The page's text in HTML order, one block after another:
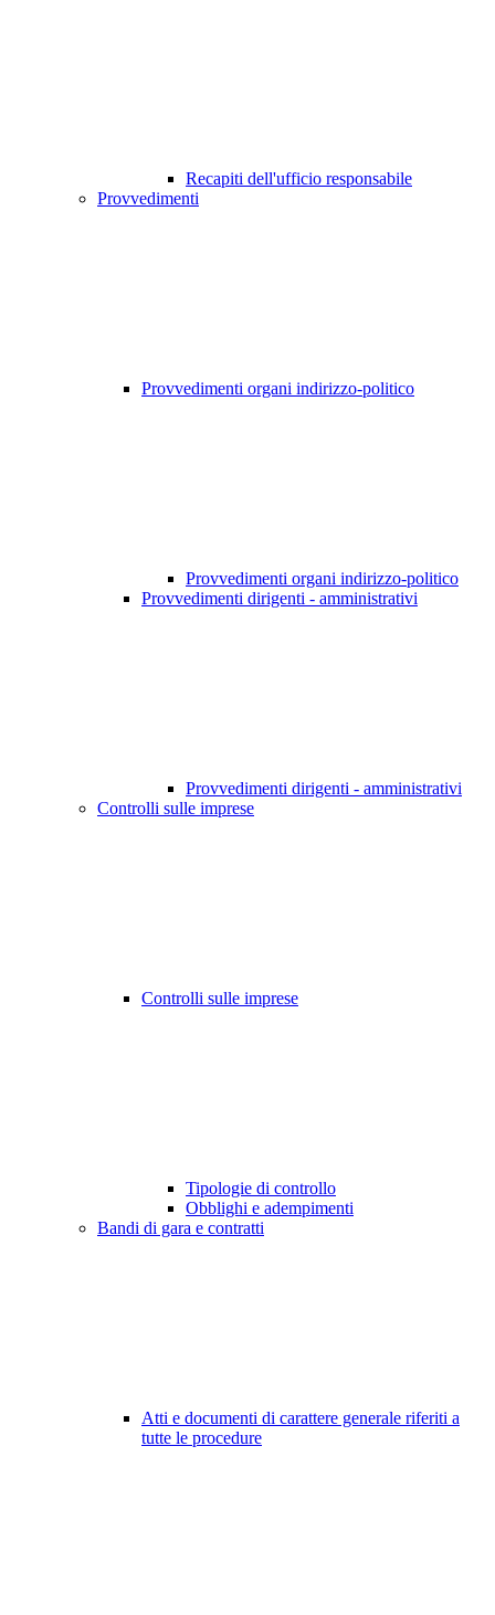
Recapiti dell'ufficio responsabile
Provvedimenti
Provvedimenti organi indirizzo-politico
Provvedimenti organi indirizzo-politico
Provvedimenti dirigenti - amministrativi
Provvedimenti dirigenti - amministrativi
Controlli sulle imprese
Controlli sulle imprese
Tipologie di controllo
Obblighi e adempimenti
Bandi di gara e contratti
Atti e documenti di carattere generale riferiti a
tutte le procedure